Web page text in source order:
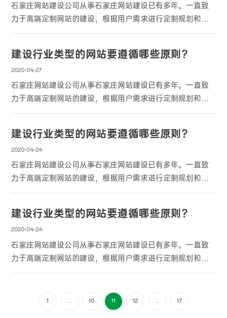
石家庄网站建设公司从事石家庄网站建设已有多年。一直致
力于高端定制网站的建设，根据用户需求进行定制规划和开
发。 我们有自己的原则来制作不同的石家庄网站和设计原创
建设行业类型的网站要遵循哪些原则？
2020-04-27
石家庄网站建设公司从事石家庄网站建设已有多年。一直致
力于高端定制网站的建设，根据用户需求进行定制规划和开
发。 我们有自己的原则来制作不同的石家庄网站和设计原创
建设行业类型的网站要遵循哪些原则？
2020-04-24
石家庄网站建设公司从事石家庄网站建设已有多年。一直致
力于高端定制网站的建设，根据用户需求进行定制规划和开
发。 我们有自己的原则来制作不同的石家庄网站和设计原创
建设行业类型的网站要遵循哪些原则？
2020-04-24
石家庄网站建设公司从事石家庄网站建设已有多年。一直致
力于高端定制网站的建设，根据用户需求进行定制规划和开
发。 我们有自己的原则来制作不同的石家庄网站和设计原创
1 ... 10 11 12 ... 17